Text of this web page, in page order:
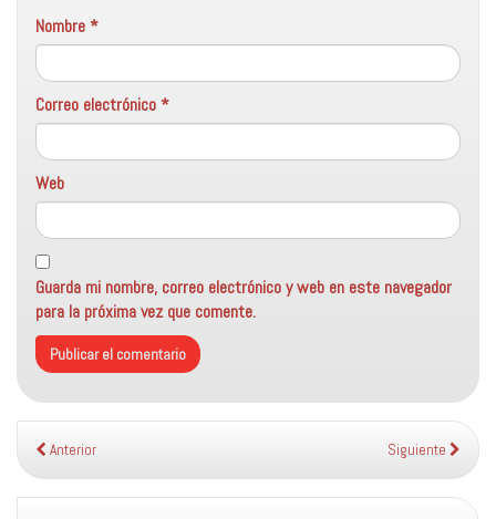
Nombre *
Correo electrónico *
Web
Guarda mi nombre, correo electrónico y web en este navegador
para la próxima vez que comente.
Anterior Siguiente